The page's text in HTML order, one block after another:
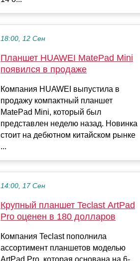
18:00, 12 Сен
Планшет HUAWEI MatePad Mini
появился в продаже
Компания HUAWEI выпустила в
продажу компактный планшет
MatePad Mini, который был
представлен неделю назад. Новинка
стоит на дебютном китайском рынке
...
14:00, 17 Сен
Крупный планшет Teclast ArtPad
Pro оценен в 180 долларов
Компания Teclast пополнила
ассортимент планшетов моделью
ArtPad Pro, которая основана на 6-